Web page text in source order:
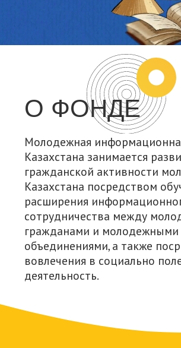
Подробнее
Молодежная информационная служба
Казахстана занимается развитием
гражданской активности молодежи
Казахстана посредством обучения,
расширения информационного обмена и
сотрудничества между молодыми
гражданами и молодежными
объединениями, а также посредством их
вовлечения в социально полезную
деятельность.
ЮБИЛЕЙ МИСК
В 2023 году Молодежной информационной
службе Казахстана исполнилось 25 лет.
За 25 лет мы провели